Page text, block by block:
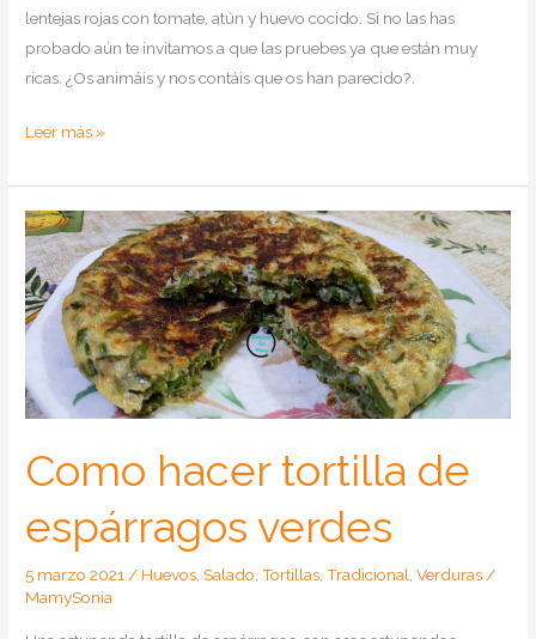
lentejas rojas con tomate, atún y huevo cocido. Si no las has
probado aún te invitamos a que las pruebes ya que están muy
ricas. ¿Os animáis y nos contáis que os han parecido?.
Como
hélices
de
lentejas
rojas
con
tomate
atún
Leer más »
Como hacer tortilla de
espárragos verdes
5 marzo 2021/ Huevos,Salado,Tortillas,Tradicional,Verduras/
MamySonia